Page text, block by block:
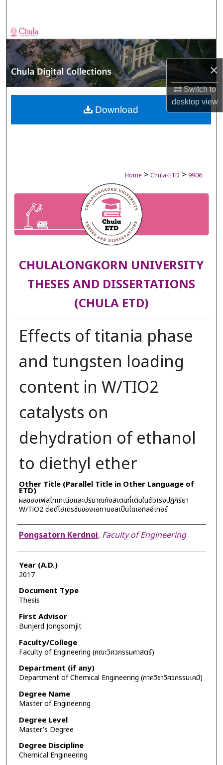
×
Switch to
desktopview
Browse Collections
My Account
About
Digital Commons Network™
Home > Chula-ETD > 9906
CHULALONGKORN UNIVERSITY
THESES AND DISSERTATIONS
(CHULA ETD)
Effects of titania phase
and tungsten loading
content in W/TIO2
catalysts on
dehydration of ethanol
to diethyl ether
Other Title (Parallel Title in Other Language of
ETD)
ผลของเฟสไทเทเนียและปริมาณทังสเตนที่เติมในตัวเร่งปฏิกิริยา
W/TiO2 ต่อดีไฮเดรชันของเอทานอลเป็นไดเอทิลอีเทอร์
Author
Pongsatorn Kerdnoi, Faculty of Engineering
Year (A.D.)
2017
Document Type
Thesis
First Advisor
Bunjerd Jongsomjit
Faculty/College
Faculty of Engineering (คณะวิศวกรรมศาสตร์)
Department (if any)
Department of Chemical Engineering (ภาควิชาวิศวกรรมเคมี)
Degree Name
Master of Engineering
Degree Level
Master's Degree
Degree Discipline
Chemical Engineering
Download